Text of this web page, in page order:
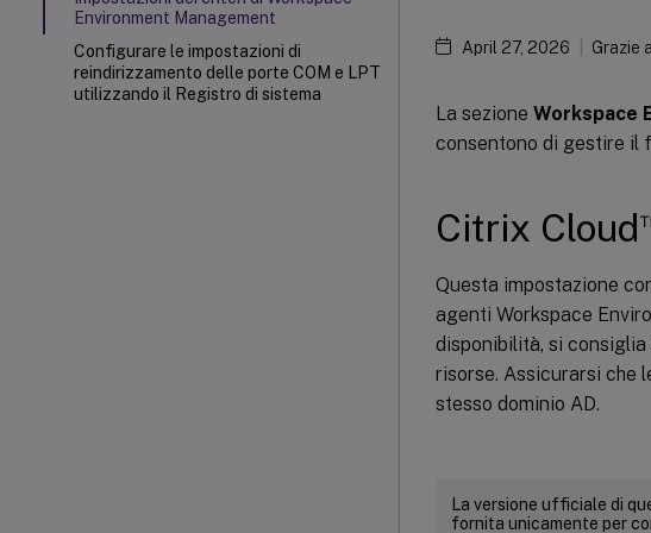
Environment Management
Configurare le impostazioni di
reindirizzamento delle porte COM e LPT
utilizzando il Registro di sistema
April 27, 2026 Grazie
La sezione Workspace
consentono di gestire il
Citrix Cloud
Questa impostazione
agenti Workspace
disponibilità, si
risorse. Assicurarsi che
stesso dominio AD.
La versione ufficiale di
fornita unicamente per